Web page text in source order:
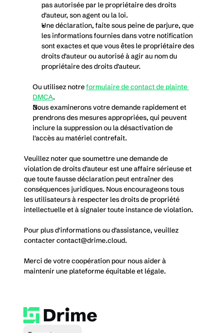
pas autorisée par le propriétaire des droits
d'auteur, son agent ou la loi.
Une déclaration, faite sous peine de parjure, que
les informations fournies dans votre notification
sont exactes et que vous êtes le propriétaire des
droits d'auteur ou autorisé à agir au nom du
propriétaire des droits d'auteur.
Ou utilisez notre formulaire de contact de plainte
DMCA.
Nous examinerons votre demande rapidement et
prendrons des mesures appropriées, qui peuvent
inclure la suppression ou la désactivation de
l'accès au matériel contrefait.
Veuillez noter que soumettre une demande de
violation de droits d'auteur est une affaire sérieuse et
que toute fausse déclaration peut entraîner des
conséquences juridiques. Nous encourageons tous
les utilisateurs à respecter les droits de propriété
intellectuelle et à signaler toute instance de violation.
Pour plus d'informations ou d'assistance, veuillez
contacter contact@drime.cloud.
Merci de votre coopération pour nous aider à
maintenir une plateforme équitable et légale.